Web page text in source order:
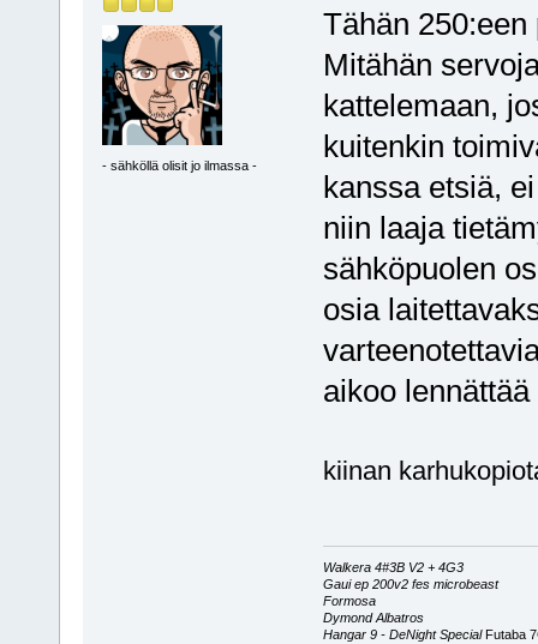
- sähköllä olisit jo ilmassa -
Tähän
Mitähän
kattelemaan,
kuitenkin
kanssa etsiä,
niin laaja
sähköpuolen
osia
aikoo
kiinan
Walkera 4#3B V2 + 4G3
Gaui ep 200v2 fes microbeast
Formosa
Dymond Albatros
Hangar 9 - DeNight SpecialFutaba